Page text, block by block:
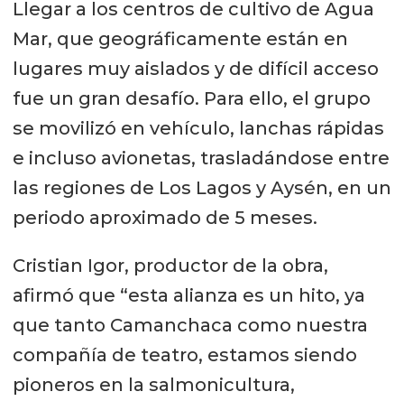
Llegar a los centros de cultivo de Agua
Mar, que geográficamente están en
lugares muy aislados y de difícil acceso
fue un gran desafío. Para ello, el grupo
se movilizó en vehículo, lanchas rápidas
e incluso avionetas, trasladándose entre
las regiones de Los Lagos y Aysén, en un
periodo aproximado de 5 meses.
Cristian Igor, productor de la obra,
afirmó que “esta alianza es un hito, ya
que tanto Camanchaca como nuestra
compañía de teatro, estamos siendo
pioneros en la salmonicultura,